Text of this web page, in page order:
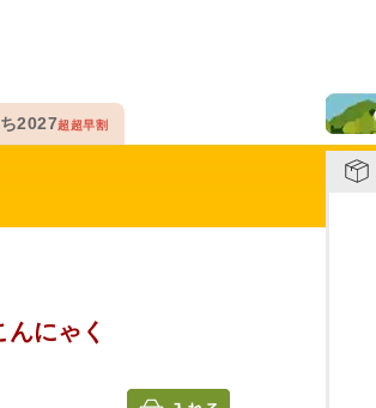
！
便
2027超超早割
！
んにゃく